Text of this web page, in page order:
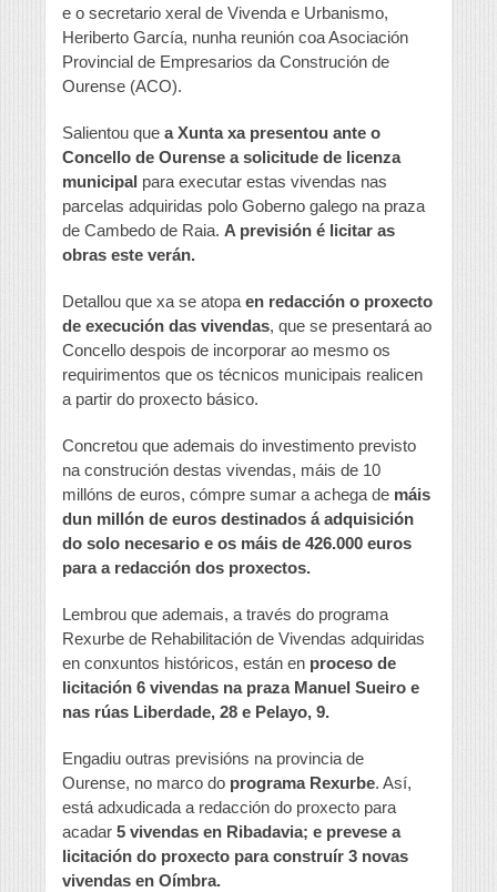
e o secretario xeral de Vivenda e Urbanismo,
Heriberto García, nunha reunión coa Asociación
Provincial de Empresarios da Construción de
Ourense (ACO).
Salientou que a Xunta xa presentou ante o
Concello de Ourense a solicitude de licenza
municipal para executar estas vivendas nas
parcelas adquiridas polo Goberno galego na praza
de Cambedo de Raia. A previsión é licitar as
obras este verán.
Detallou que xa se atopa en redacción o proxecto
de execución das vivendas, que se presentará ao
Concello despois de incorporar ao mesmo os
requirimentos que os técnicos municipais realicen
a partir do proxecto básico.
Concretou que ademais do investimento previsto
na construción destas vivendas, máis de 10
millóns de euros, cómpre sumar a achega de máis
dun millón de euros destinados á adquisición
do solo necesario e os máis de 426.000 euros
para a redacción dos proxectos.
Lembrou que ademais, a través do programa
Rexurbe de Rehabilitación de Vivendas adquiridas
en conxuntos históricos, están en proceso de
licitación 6 vivendas na praza Manuel Sueiro e
nas rúas Liberdade, 28 e Pelayo, 9.
Engadiu outras previsións na provincia de
Ourense, no marco do programa Rexurbe. Así,
está adxudicada a redacción do proxecto para
acadar 5 vivendas en Ribadavia; e prevese a
licitación do proxecto para construír 3 novas
vivendas en Oímbra.